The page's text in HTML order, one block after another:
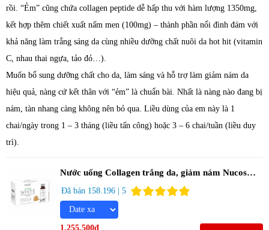
rồi. “Ẻm” cũng chứa collagen peptide dễ hấp thu với hàm lượng 1350mg,
kết hợp thêm chiết xuất nấm men (100mg) – thành phần nổi đình đám với
khả năng làm trắng sáng da cùng nhiều dưỡng chất nuôi da hot hit (vitamin
C, nhau thai ngựa, tảo đỏ…).
Muốn bổ sung dưỡng chất cho da, làm sáng và hỗ trợ làm giảm nám da
hiệu quả, nàng cứ kết thân với “ẻm” là chuẩn bài. Nhất là nàng nào đang bị
nám, tàn nhang càng không nên bỏ qua. Liều dùng của em này là 1
chai/ngày trong 1 – 3 tháng (liều tấn công) hoặc 3 – 6 chai/tuần (liều duy
trì).
Nước uống Collagen trắng da, giảm nám Nucos
Super White (Hộp 10 chai x 50ml)
Đã bán 158.196 | 5
1.255.500đ